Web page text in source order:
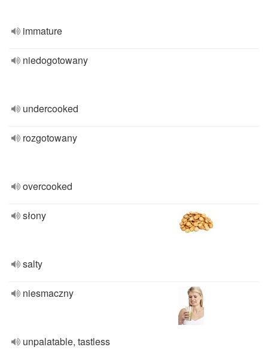
immature
niedogotowany
undercooked
rozgotowany
overcooked
słony
salty
niesmaczny
unpalatable, tastless